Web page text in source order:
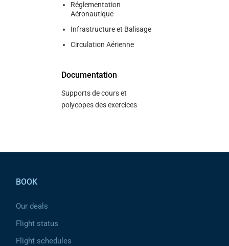
Réglementation
Aéronautique
Infrastructure et Balisage
Circulation Aérienne
Documentation
Supports de cours et
polycopes des exercices
BOOK
Our deals
Flight status
Flight schedules